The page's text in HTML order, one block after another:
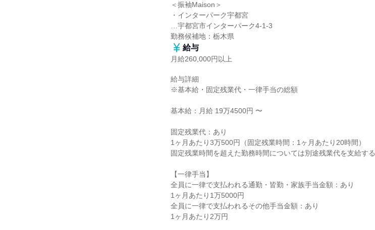
＜振袖Maison＞
・インターパーク宇都宮
…宇都宮市インターパーク4-1-3
勤務候補地：栃木県
給与
月給260,000円以上
給与詳細
※基本給・固定残業代・一律手当の総額
基本給：月給 19万4500円 〜
固定残業代：あり
1ヶ月あたり3万500円（固定残業時間：1ヶ月あたり20時間）
固定残業時間を超えた勤務時間については別途残業代を支給する
【一律手当】
全員に一律で支払われる通勤・皆勤・家族手当金額：あり
1ヶ月あたり1万5000円
全員に一律で支払われるその他手当金額：あり
1ヶ月あたり2万円